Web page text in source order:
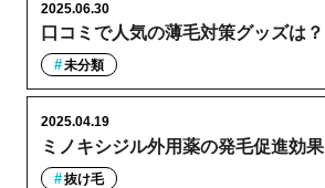
口コミで人気の薄毛対策グッズは？
2025.06.30
未分類
ミノキシジル外用薬の発毛促進効果
2025.04.19
抜け毛